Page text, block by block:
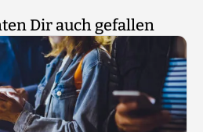
Dir auch gefallen